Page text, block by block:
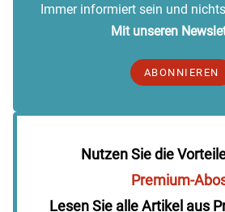
Immer informiert sein und
Mit unseren
ABONNIEREN
Nutzen Sie die
Premium-
Lesen Sie alle Artikel aus